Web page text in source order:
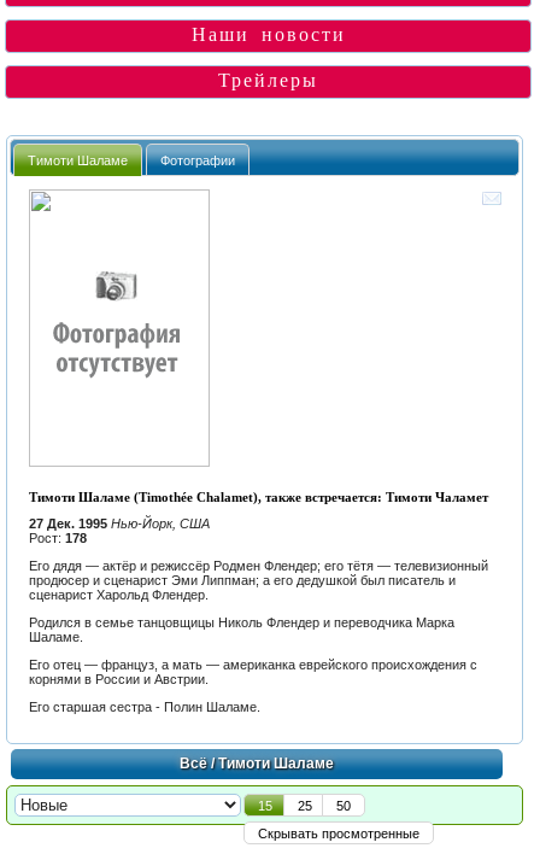
Наши новости
Трейлеры
Тимоти Шаламе Фотографии
Тимоти Шаламе (Timothée Chalamet), также встречается: Тимоти Чаламет
27 Дек. 1995 Нью-Йорк, США
Рост: 178
Его дядя — актёр и режиссёр Родмен Флендер; его тётя — телевизионный
продюсер и сценарист Эми Липпман; а его дедушкой был писатель и
сценарист Харольд Флендер.
Родился в семье танцовщицы Николь Флендер и переводчика Марка
Шаламе.
Его отец — француз, а мать — американка еврейского происхождения с
корнями в России и Австрии.
Его старшая сестра - Полин Шаламе.
Всё/ Тимоти Шаламе
15 25
50
Скрывать просмотренные